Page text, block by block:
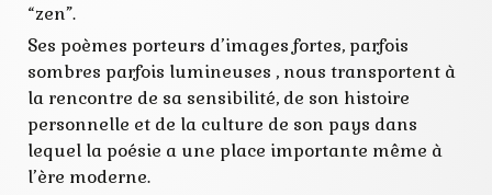
“zen”.
Ses poèmes porteurs d’images fortes, parfois
sombres parfois lumineuses , nous transportent à
la rencontre de sa sensibilité, de son histoire
personnelle et de la culture de son pays dans
lequel la poésie a une place importante même à
l’ère moderne.